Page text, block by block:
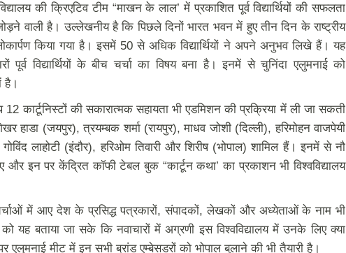
की क्रिएटिव टीम “माखन के लाल’ में प्रकाशित पूर्व विद्यार्थियों की सफलता
वाली है। उल्लेखनीय है कि पिछले दिनों भारत भवन में हुए तीन दिन के राष्ट्रीय
किया गया है। इसमें 50 से अधिक विद्यार्थियों ने अपने अनुभव लिखे हैं। यह
विद्यार्थियों के बीच चर्चा का विषय बना है। इनमें से चुनिंदा एलुमनाई को
है।
12 कार्टूनिस्टों की सकारात्मक सहायता भी एडमिशन की प्रक्रिया में ली जा सकती
हाडा (जयपुर), त्रयम्बक शर्मा (रायपुर), माधव जोशी (दिल्ली), हरिमोहन वाजपेयी
लाहोटी (इंदौर), हरिओम तिवारी और शिरीष (भोपाल) शामिल हैं। इनमें से नौ
और इन पर केंद्रित कॉफी टेबल बुक “कार्टून कथा’ का प्रकाशन भी विश्वविद्यालय
में आए देश के प्रसिद्ध पत्रकारों, संपादकों, लेखकों और अध्येताओं के नाम भी
बताया जा सके कि नवाचारों में अग्रणी इस विश्वविद्यालय में उनके लिए क्या
एलुमनाई मीट में इन सभी ब्रांड एम्बेसडरों को भोपाल बुलाने की भी तैयारी है।